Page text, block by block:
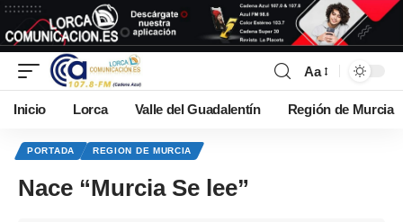
Aa
Inicio Lorca Valle del Guadalentín Región de Murcia
PORTADA REGION DE MURCIA
Nace “Murcia Se lee”